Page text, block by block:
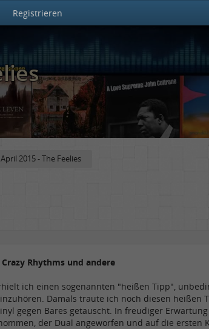
Registrieren
April 2015 - The Feelies
Crazy Rhythms und andere
ich einen sogenannten "heißen Tipp",
Damals traute ich noch diesen
gegen Bares getauscht. In freudiger
der Dual angeworfen und auf die ersten